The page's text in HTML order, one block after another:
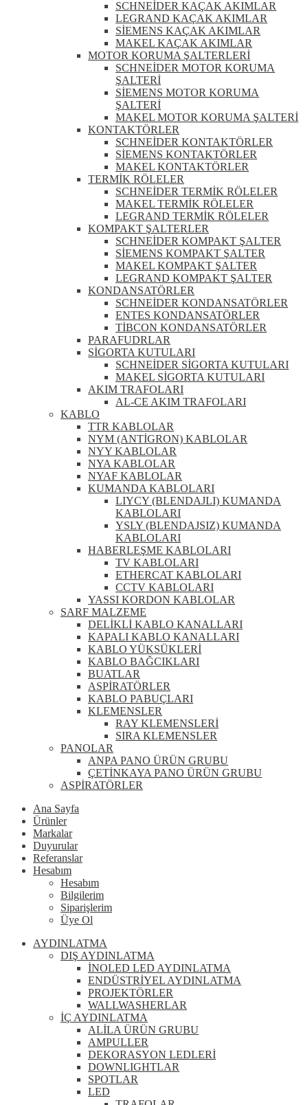
SCHNEİDER KAÇAK AKIMLAR
LEGRAND KAÇAK AKIMLAR
SİEMENS KAÇAK AKIMLAR
MAKEL KAÇAK AKIMLAR
MOTOR KORUMA ŞALTERLERİ
SCHNEİDER MOTOR KORUMA
ŞALTERİ
SİEMENS MOTOR KORUMA
ŞALTERİ
MAKEL MOTOR KORUMA ŞALTERİ
KONTAKTÖRLER
SCHNEİDER KONTAKTÖRLER
SİEMENS KONTAKTÖRLER
MAKEL KONTAKTÖRLER
TERMİK RÖLELER
SCHNEİDER TERMİK RÖLELER
MAKEL TERMİK RÖLELER
LEGRAND TERMİK RÖLELER
KOMPAKT ŞALTERLER
SCHNEİDER KOMPAKT ŞALTER
SİEMENS KOMPAKT ŞALTER
MAKEL KOMPAKT ŞALTER
LEGRAND KOMPAKT ŞALTER
KONDANSATÖRLER
SCHNEİDER KONDANSATÖRLER
ENTES KONDANSATÖRLER
TİBCON KONDANSATÖRLER
PARAFUDRLAR
SİGORTA KUTULARI
SCHNEİDER SİGORTA KUTULARI
MAKEL SİGORTA KUTULARI
AKIM TRAFOLARI
AL-CE AKIM TRAFOLARI
KABLO
TTR KABLOLAR
NYM (ANTİGRON) KABLOLAR
NYY KABLOLAR
NYA KABLOLAR
NYAF KABLOLAR
KUMANDA KABLOLARI
LIYCY (BLENDAJLI) KUMANDA
KABLOLARI
YSLY (BLENDAJSIZ) KUMANDA
KABLOLARI
HABERLEŞME KABLOLARI
TV KABLOLARI
ETHERCAT KABLOLARI
CCTV KABLOLARI
YASSI KORDON KABLOLAR
SARF MALZEME
DELİKLİ KABLO KANALLARI
KAPALI KABLO KANALLARI
KABLO YÜKSÜKLERİ
KABLO BAĞCIKLARI
BUATLAR
ASPİRATÖRLER
KABLO PABUÇLARI
KLEMENSLER
RAY KLEMENSLERİ
SIRA KLEMENSLER
PANOLAR
ANPA PANO ÜRÜN GRUBU
ÇETİNKAYA PANO ÜRÜN GRUBU
ASPİRATÖRLER
Ana Sayfa
Ürünler
Markalar
Duyurular
Referanslar
Hesabım
Hesabım
Bilgilerim
Siparişlerim
Üye Ol
AYDINLATMA
DIŞ AYDINLATMA
İNOLED LED AYDINLATMA
ENDÜSTRİYEL AYDINLATMA
PROJEKTÖRLER
WALLWASHERLAR
İÇ AYDINLATMA
ALİLA ÜRÜN GRUBU
AMPULLER
DEKORASYON LEDLERİ
DOWNLIGHTLAR
SPOTLAR
LED